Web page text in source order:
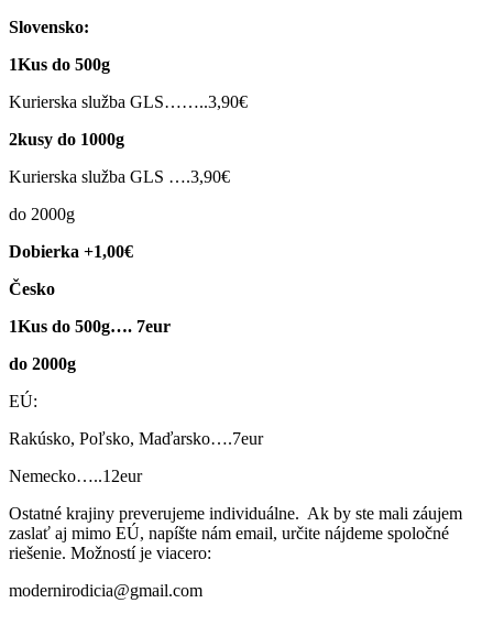
Slovensko:
1Kus do 500g
Kurierska služba GLS……..3,90€
2kusy do 1000g
Kurierska služba GLS ….3,90€
do 2000g
Dobierka +1,00€
Česko
1Kus do 500g…. 7eur
do 2000g
EÚ:
Rakúsko, Poľsko, Maďarsko….7eur
Nemecko…..12eur
Ostatné krajiny preverujeme individuálne. Ak by ste mali záujem
zaslať aj mimo EÚ, napíšte nám email, určite nájdeme spoločné
riešenie. Možností je viacero:
modernirodicia@gmail.com